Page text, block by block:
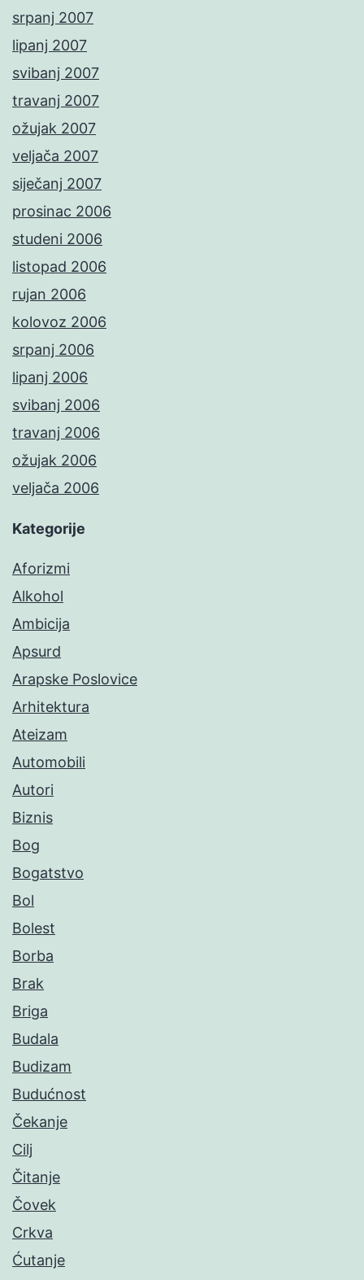
srpanj 2007
lipanj 2007
svibanj 2007
travanj 2007
ožujak 2007
veljača 2007
siječanj 2007
prosinac 2006
studeni 2006
listopad 2006
rujan 2006
kolovoz 2006
srpanj 2006
lipanj 2006
svibanj 2006
travanj 2006
ožujak 2006
veljača 2006
Kategorije
Aforizmi
Alkohol
Ambicija
Apsurd
Arapske Poslovice
Arhitektura
Ateizam
Automobili
Autori
Biznis
Bog
Bogatstvo
Bol
Bolest
Borba
Brak
Briga
Budala
Budizam
Budućnost
Čekanje
Cilj
Čitanje
Čovek
Crkva
Ćutanje